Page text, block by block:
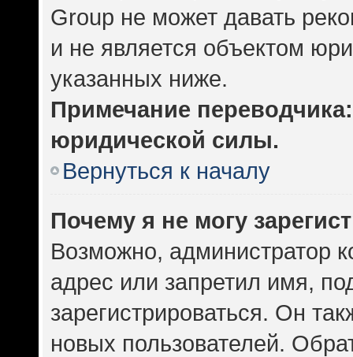
Group не может давать
и не является объектом
указанных ниже.
Примечание
юридической силы.
Вернуться к началу
Почему я не могу
Возможно, администратор
адрес или запретил имя,
зарегистрироваться. Он
новых пользователей.